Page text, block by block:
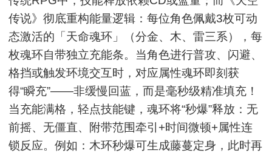
传说》彻底重构能量逻辑：每位角色佩戴3枚可动
态激活的「天命魂环」（分金、木、雷三系），每
枚魂环自带独立充能条。当角色进行普攻、闪避、
格挡或触发环境交互时，对应属性魂环即刻获
得“瞬充”——非缓慢回蓝，而是毫秒级精准填充！
当充能满格，轻点技能键，魂环将“秒爆”释放：无
前摇、无僵直、附带范围牵引+时间微顿+属性连
锁反应。例如：木环秒爆可生成藤蔓定身，此时再